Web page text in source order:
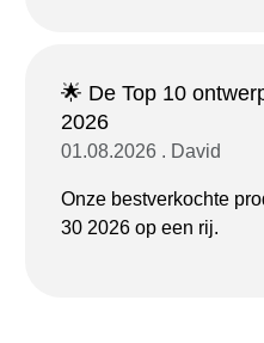
🌟 De Top 10
2026
01.08.2026 . David
Onze bestverkochte
30 2026 op een rij.